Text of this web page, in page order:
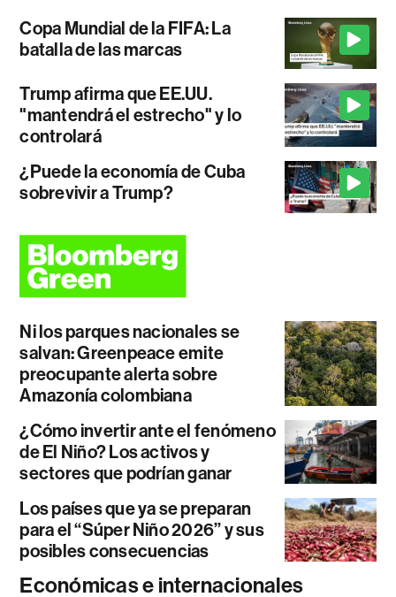
Copa Mundial de la FIFA: La
batalla de las marcas
Trump afirma que EE.UU.
"mantendrá el estrecho" y lo
controlará
¿Puede la economía de Cuba
sobrevivir a Trump?
Ni los parques nacionales se
salvan: Greenpeace emite
preocupante alerta sobre
Amazonía colombiana
¿Cómo invertir ante el fenómeno
de El Niño? Los activos y
sectores que podrían ganar
Los países que ya se preparan
para el “Súper Niño 2026” y sus
posibles consecuencias
Económicas e internacionales